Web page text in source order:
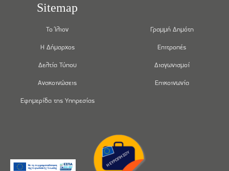
Sitemap
Το Ίλιον
Η Δήμαρχος
Δελτία Τύπου
Ανακοινώσεις
Εφημερίδα της Υπηρεσίας
Γραμμή Δημότη
Επιτροπές
Διαγωνισμοί
Επικοινωνία